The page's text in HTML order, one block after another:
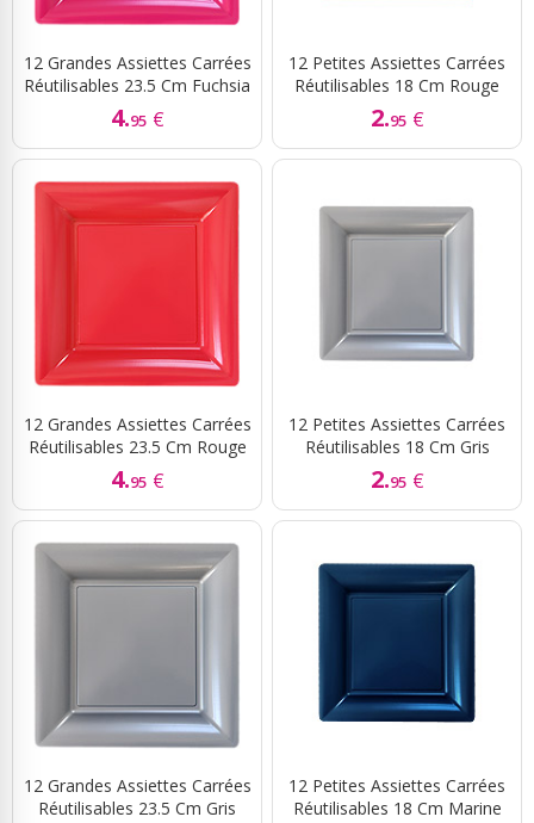
12 Grandes Assiettes Carrées
Réutilisables 23.5 Cm Fuchsia
4.95 €
12 Petites Assiettes Carrées
Réutilisables 18 Cm Rouge
2.95 €
12 Grandes Assiettes Carrées
Réutilisables 23.5 Cm Rouge
4.95 €
12 Petites Assiettes Carrées
Réutilisables 18 Cm Gris
2.95 €
12 Grandes Assiettes Carrées
Réutilisables 23.5 Cm Gris
12 Petites Assiettes Carrées
Réutilisables 18 Cm Marine